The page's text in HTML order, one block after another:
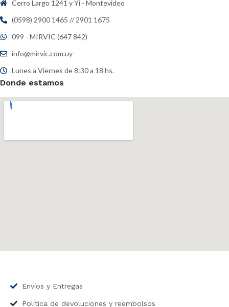
o
*
Cerro Largo 1241 y Yi - Montevideo
(0598) 2900 1465 // 2901 1675
099 - MIRVIC (647 842)
info@mirvic.com.uy
Lunes a Viernes de 8:30 a 18 hs.
Donde estamos
Envíos y Entregas
Política de devoluciones y reembolsos